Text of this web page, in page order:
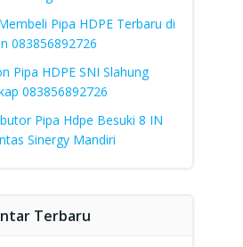
Pipa HDPE Terbaru di
083856892726
Pipa HDPE SNI Slahung
083856892726
Pipa Hdpe Besuki 8 IN
Sinergy Mandiri
Terbaru